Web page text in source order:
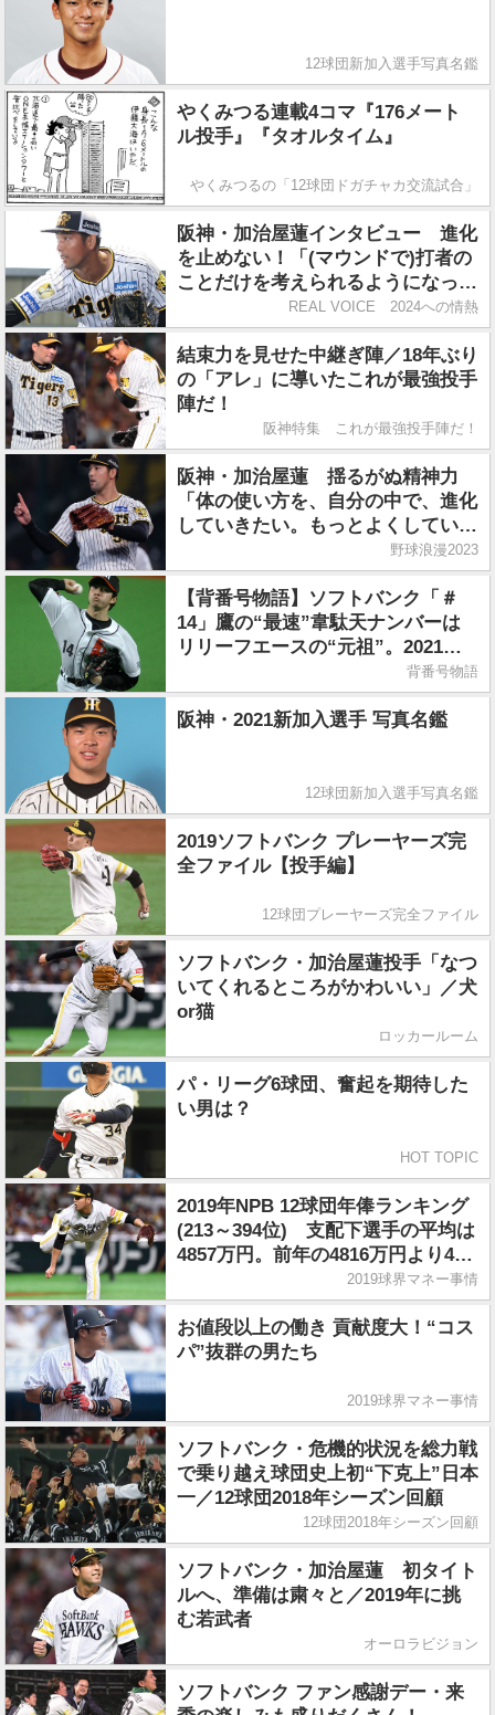
12球団新加入選手写真名鑑
やくみつる連載4コマ『176メート
ル投手』『タオルタイム』
やくみつるの「12球団ドガチャカ交流試合」
阪神・加治屋蓮インタビュー 進化
を止めない！「(マウンドで)打者の
ことだけを考えられるようになった
らこの投球フォームは本物」
REAL VOICE 2024への情熱
結束力を見せた中継ぎ陣／18年ぶり
の「アレ」に導いたこれが最強投手
陣だ！
阪神特集 これが最強投手陣だ！
阪神・加治屋蓮 揺るがぬ精神力
「体の使い方を、自分の中で、進化
していきたい。もっとよくしていき
野球浪漫2023
【背番号物語】ソフトバンク「＃
14」鷹の“最速”韋駄天ナンバーは
リリーフエースの“元祖”。2021年
背番号物語
阪神・2021新加入選手 写真名鑑
12球団新加入選手写真名鑑
2019ソフトバンク プレーヤーズ完
全ファイル【投手編】
12球団プレーヤーズ完全ファイル
ソフトバンク・加治屋蓮投手「なつ
いてくれるところがかわいい」／犬
or猫
ロッカールーム
パ・リーグ6球団、奮起を期待した
い男は？
HOT TOPIC
2019年NPB 12球団年俸ランキング
(213～394位) 支配下選手の平均は
4857万円。前年の4816万円より41
2019球界マネー事情
お値段以上の働き 貢献度大！“コス
パ”抜群の男たち
2019球界マネー事情
ソフトバンク・危機的状況を総力戦
で乗り越え球団史上初“下克上”日本
一／12球団2018年シーズン回顧
12球団2018年シーズン回顧
ソフトバンク・加治屋蓮 初タイト
ルへ、準備は粛々と／2019年に挑
む若武者
オーロラビジョン
ソフトバンク ファン感謝デー・来